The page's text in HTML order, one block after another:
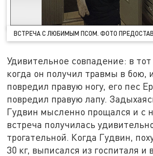
ВСТРЕЧА С ЛЮБИМЫМ ПСОМ. ФОТО
Удивительное совпадение: в
когда он получил травмы в бою,
повредил правую ногу, его пес
повредил правую лапу.
Гудвин мысленно прощался и с
встреча получилась
трогательной. Когда Гудвин,
30 кг, выписался из госпиталя и